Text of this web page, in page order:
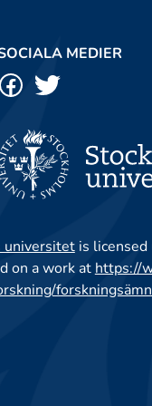
MEDIER
universitetis licensed
on a work at https://